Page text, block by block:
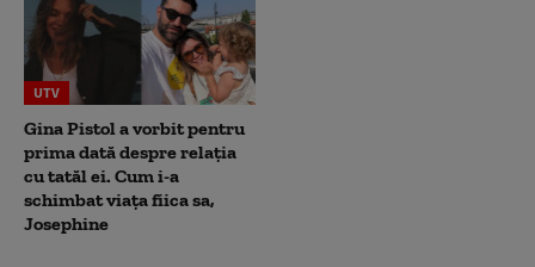
UTV
Gina Pistol a vorbit pentru
prima dată despre relația
cu tatăl ei. Cum i-a
schimbat viața fiica sa,
Josephine